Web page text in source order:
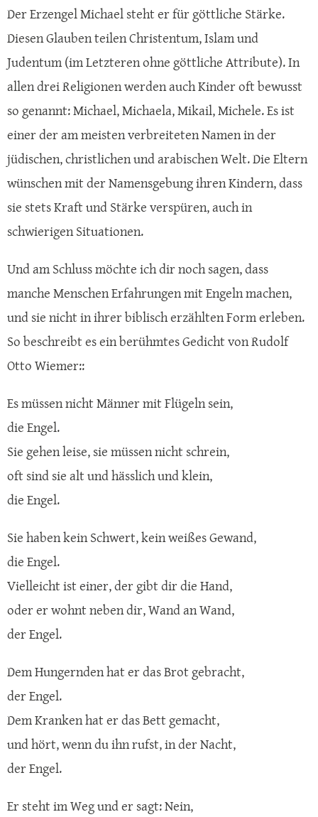
Der Erzengel Michael steht er für göttliche Stärke.
Diesen Glauben teilen Christentum, Islam und
Judentum (im Letzteren ohne göttliche Attribute). In
allen drei Religionen werden auch Kinder oft bewusst
so genannt: Michael, Michaela, Mikail, Michele. Es ist
einer der am meisten verbreiteten Namen in der
jüdischen, christlichen und arabischen Welt. Die Eltern
wünschen mit der Namensgebung ihren Kindern, dass
sie stets Kraft und Stärke verspüren, auch in
schwierigen Situationen.
Und am Schluss möchte ich dir noch sagen, dass
manche Menschen Erfahrungen mit Engeln machen,
und sie nicht in ihrer biblisch erzählten Form erleben.
So beschreibt es ein berühmtes Gedicht von Rudolf
Otto Wiemer::
Es müssen nicht Männer mit Flügeln sein,
die Engel.
Sie gehen leise, sie müssen nicht schrein,
oft sind sie alt und hässlich und klein,
die Engel.
Sie haben kein Schwert, kein weißes Gewand,
die Engel.
Vielleicht ist einer, der gibt dir die Hand,
oder er wohnt neben dir, Wand an Wand,
der Engel.
Dem Hungernden hat er das Brot gebracht,
der Engel.
Dem Kranken hat er das Bett gemacht,
und hört, wenn du ihn rufst, in der Nacht,
der Engel.
Er steht im Weg und er sagt: Nein,